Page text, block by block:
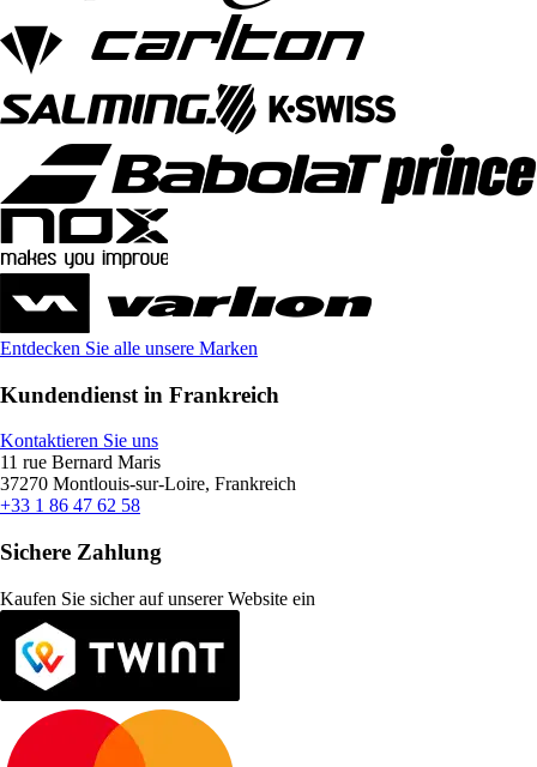
Entdecken Sie alle unsere Marken
Kundendienst in Frankreich
Kontaktieren Sie uns
11 rue Bernard Maris
37270 Montlouis-sur-Loire, Frankreich
+33 1 86 47 62 58
Sichere Zahlung
Kaufen Sie sicher auf unserer Website ein